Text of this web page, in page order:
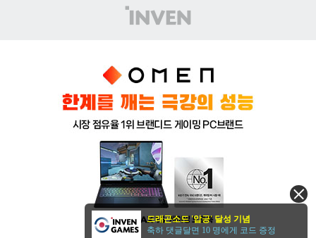
(주)
인
드래곤소드 '압긍' 달성 기념
축하 댓글달면 10 명에게 코드 증정